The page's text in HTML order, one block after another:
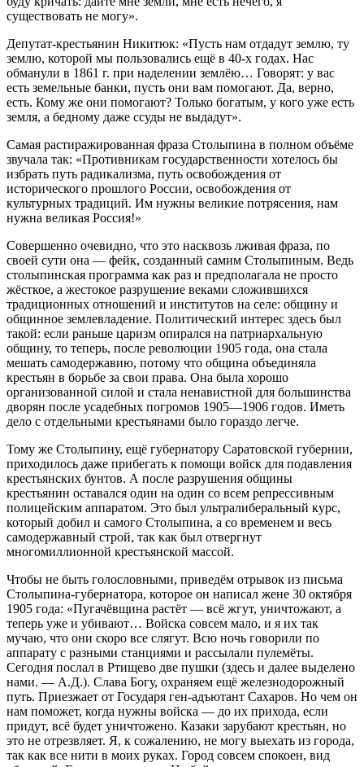
существовать не могу».
Депутат-крестьянин Никитюк: «Пусть нам отдадут землю, ту
землю, которой мы пользовались ещё в 40-х годах. Нас
обманули в 1861 г. при наделении землёю… Говорят: у вас
есть земельные банки, пусть они вам помогают. Да, верно,
есть. Кому же они помогают? Только богатым, у кого уже есть
земля, а бедному даже ссуды не выдадут».
Самая растиражированная фраза Столыпина в полном объёме
звучала так: «Противникам государственности хотелось бы
избрать путь радикализма, путь освобождения от
исторического прошлого России, освобождения от
культурных традиций. Им нужны великие потрясения, нам
нужна великая Россия!»
Совершенно очевидно, что это насквозь лживая фраза, по
своей сути она — фейк, созданный самим Столыпиным. Ведь
столыпинская программа как раз и предполагала не просто
жёсткое, а жестокое разрушение веками сложившихся
традиционных отношений и институтов на селе: общину и
общинное землевладение. Политический интерес здесь был
такой: если раньше царизм опирался на патриархальную
общину, то теперь, после революции 1905 года, она стала
мешать самодержавию, потому что община объединяла
крестьян в борьбе за свои права. Она была хорошо
организованной силой и стала ненавистной для большинства
дворян после усадебных погромов 1905—1906 годов. Иметь
дело с отдельными крестьянами было гораздо легче.
Тому же Столыпину, ещё губернатору Саратовской губернии,
приходилось даже прибегать к помощи войск для подавления
крестьянских бунтов. А после разрушения общины
крестьянин оставался один на один со всем репрессивным
полицейским аппаратом. Это был ультралиберальный курс,
который добил и самого Столыпина, а со временем и весь
самодержавный строй, так как был отвергнут
многомиллионной крестьянской массой.
Чтобы не быть голословными, приведём отрывок из письма
Столыпина-губернатора, которое он написал жене 30 октября
1905 года: «Пугачёвщина растёт — всё жгут, уничтожают, а
теперь уже и убивают… Войска совсем мало, и я их так
мучаю, что они скоро все слягут. Всю ночь говорили по
аппарату с разными станциями и рассылали пулемёты.
Сегодня послал в Ртищево две пушки (здесь и далее выделено
нами. — А.Д.). Слава Богу, охраняем ещё железнодорожный
путь. Приезжает от Государя ген-адъютант Сахаров. Но чем он
нам поможет, когда нужны войска — до их прихода, если
придут, всё будет уничтожено. Казаки зарубают крестьян, но
это не отрезвляет. Я, к сожалению, не могу выехать из города,
так как все нити в моих руках. Город совсем спокоен, вид